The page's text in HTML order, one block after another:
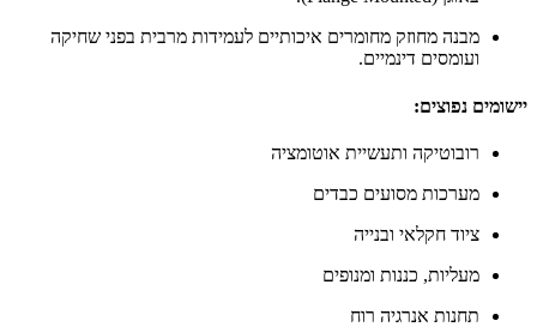
מבנה מחוזק מחומרים איכותיים לעמידות מרבית בפני שחיקה
ועומסים דינמיים.
יישומים נפוצים:
רובוטיקה ותעשיית אוטומציה
מערכות מסועים כבדים
ציוד חקלאי ובנייה
מעליות, כננות ומנופים
תחנות אנרגיה רוח